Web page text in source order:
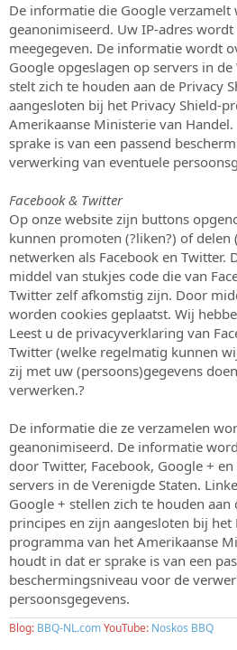
De informatie die Google
geanonimiseerd. Uw IP-adres
meegegeven. De informatie wordt
Google opgeslagen op servers in
stelt zich te houden aan de Privacy
aangesloten bij het Privacy Shield-
Amerikaanse Ministerie van
sprake is van een passend
verwerking van eventuele
Facebook & Twitter
Op onze website zijn buttons
kunnen promoten (?liken?) of delen
netwerken als Facebook en Twitter.
middel van stukjes code die van
Twitter zelf afkomstig zijn. Door
worden cookies geplaatst. Wij
Leest u de privacyverklaring van
Twitter (welke regelmatig kunnen
zij met uw (persoons)gegevens
verwerken.?
De informatie die ze verzamelen
geanonimiseerd. De informatie
door Twitter, Facebook, Google +
servers in de Verenigde Staten.
Google + stellen zich te houden aan
principes en zijn aangesloten bij het
programma van het Amerikaanse
houdt in dat er sprake is van een
beschermingsniveau voor de
persoonsgegevens.
Blog: BBQ-NL.comYouTube: Noskos BBQ